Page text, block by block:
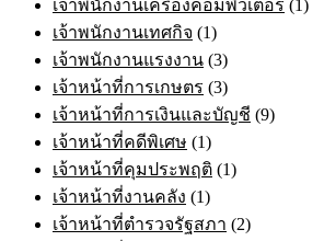
เจ้าพนักงานเครื่องคอมพิวเตอร์ (1)
เจ้าพนักงานเทศกิจ (1)
เจ้าพนักงานแรงงาน (3)
เจ้าหน้าที่การเกษตร (3)
เจ้าหน้าที่การเงินและบัญชี (9)
เจ้าหน้าที่คดีพิเศษ (1)
เจ้าหน้าที่คุมประพฤติ (1)
เจ้าหน้าที่งานคลัง (1)
เจ้าหน้าที่ตำรวจรัฐสภา (2)